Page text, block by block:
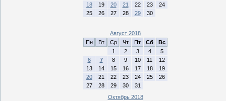
18
19 20 21 22 23
24
25
26 27 28 29 30
Август 2018
Пн
Вт Ср Чт Пт Сб
Вс
1
2 3 4
5
6
7 8 9 10 11
12
13
14 15 16 17 18
19
20
21 22 23 24 25
26
27
28 29 30
31
Октябрь 2018